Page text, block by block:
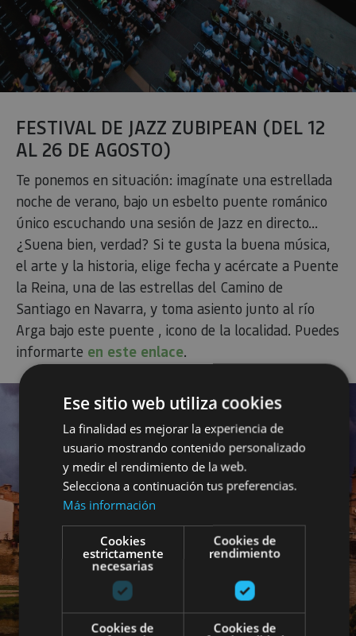
FESTIVAL DE JAZZ ZUBIPEAN (DEL 12
AL 26 DE AGOSTO)
Te ponemos en situación: imagínate una estrellada
noche de verano, bajo un esbelto puente románico
único escuchando una sesión de Jazz en directo...
¿Suena bien, verdad? Si te gusta la buena música,
el arte y la historia, elige fecha y acércate a Puente
la Reina, una de las estrellas del Camino de
Santiago en Navarra, y toma asiento junto al río
Arga bajo este puente , icono de la localidad. Puedes
informarte en este enlace
Ese sitio web utiliza cookies
La finalidad es mejorar la experiencia de
usuario mostrando contenido personalizado
y medir el rendimiento de la web.
Selecciona a continuación tus preferencias.
Más información
Cookies
estrictamente
necesarias
Cookies de
rendimiento
Cookies de
Cookies de